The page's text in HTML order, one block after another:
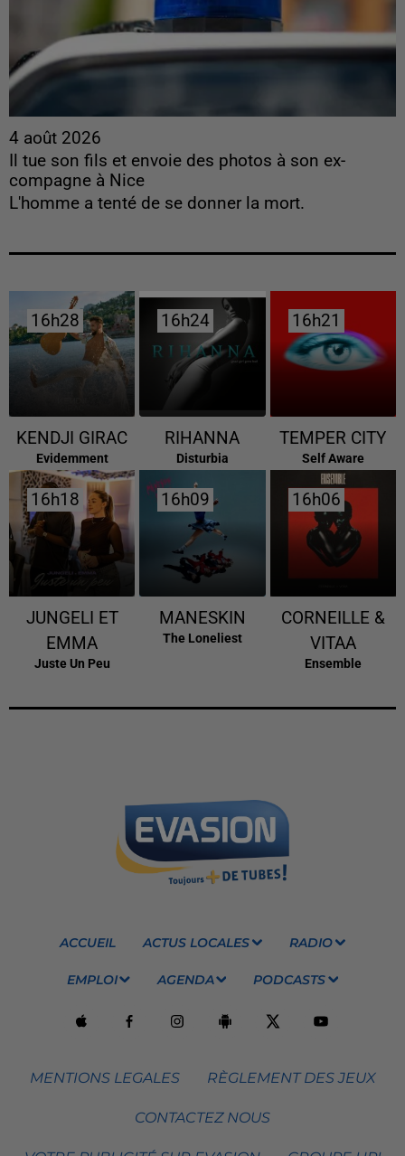
4 août 2026
Il tue son fils et envoie des photos à son ex-
compagne à Nice
L'homme a tenté de se donner la mort.
16h28
16h28
KENDJI GIRAC
Evidemment
16h24
16h24
RIHANNA
Disturbia
16h21
16h21
TEMPER CITY
Self Aware
16h18
16h18
JUNGELI ET
EMMA
Juste Un Peu
16h09
16h09
MANESKIN
The Loneliest
16h06
16h06
CORNEILLE &
VITAA
Ensemble
ACCUEIL ACTUS LOCALES RADIO
EMPLOI AGENDA PODCASTS
MENTIONS LEGALES RÈGLEMENT DES JEUX
CONTACTEZ NOUS